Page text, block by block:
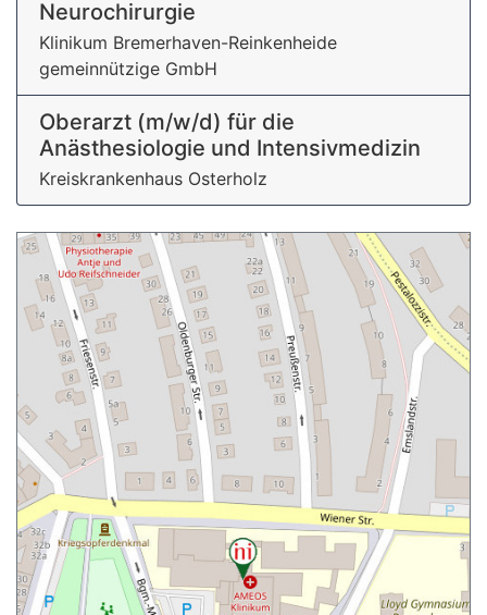
Neurochirurgie
Klinikum Bremerhaven-Reinkenheide
gemeinnützige GmbH
Oberarzt (m/w/d) für die
Anästhesiologie und Intensivmedizin
Kreiskrankenhaus Osterholz